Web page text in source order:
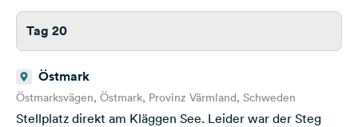
Tag 20
Östmark
Östmarksvägen, Östmark, Provinz Värmland, Schweden
Stellplatz direkt am Kläggen See. Leider war der Steg